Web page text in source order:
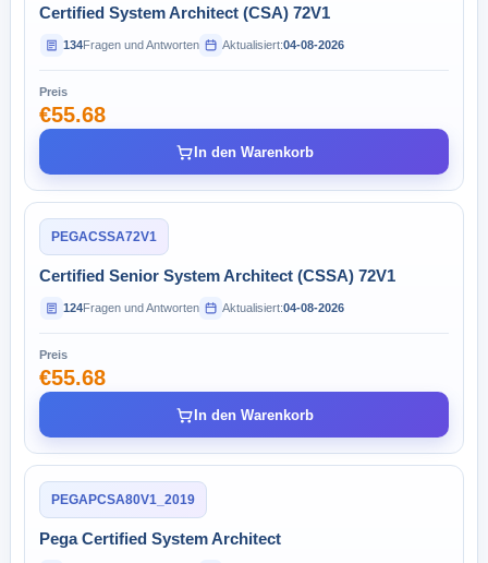
Certified System Architect (CSA) 72V1
134Fragen und Antworten Aktualisiert:04-08-2026
Preis
€55.68
In den Warenkorb
PEGACSSA72V1
Certified Senior System Architect (CSSA) 72V1
124Fragen und Antworten Aktualisiert:04-08-2026
Preis
€55.68
In den Warenkorb
PEGAPCSA80V1_2019
Pega Certified System Architect